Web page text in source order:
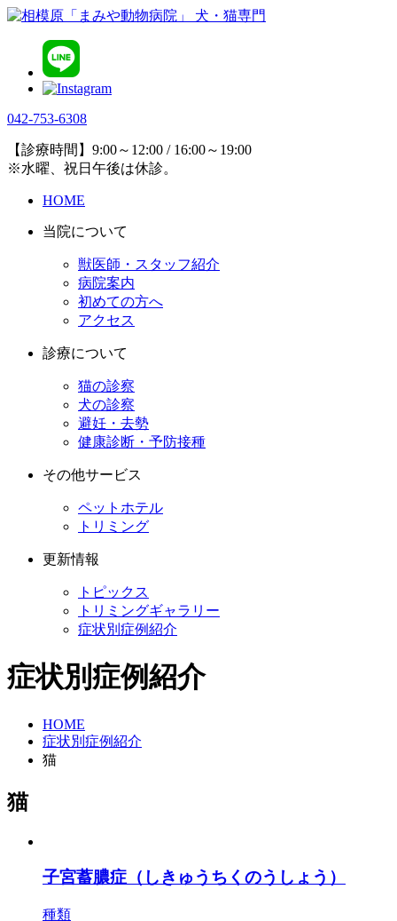
042-753-6308
【診療時間】9:00～12:00 / 16:00～19:00
※水曜、祝日午後は休診。
HOME
当院について
獣医師・スタッフ紹介
病院案内
初めての方へ
アクセス
診療について
猫の診察
犬の診察
避妊・去勢
健康診断・予防接種
その他サービス
ペットホテル
トリミング
更新情報
トピックス
トリミングギャラリー
症状別症例紹介
症状別症例紹介
HOME
症状別症例紹介
猫
猫
子宮蓄膿症（しきゅうちくのうしょう）
種類